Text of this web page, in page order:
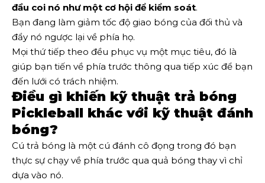
đầu coi nó như một cơ hội để kiểm soát.
Bạn đang làm giảm tốc độ giao bóng của đối thủ và
đẩy nó ngược lại về phía họ.
Mọi thứ tiếp theo đều phục vụ một mục tiêu, đó là
giúp bạn tiến về phía trước thông qua tiếp xúc để bạn
đến lưới có trách nhiệm.
Điều gì khiến kỹ thuật trả bóng
Pickleball khác với kỹ thuật đánh
bóng?
Cú trả bóng là một cú đánh cô đọng trong đó bạn
thực sự chạy về phía trước qua quả bóng thay vì chỉ
dựa vào nó.